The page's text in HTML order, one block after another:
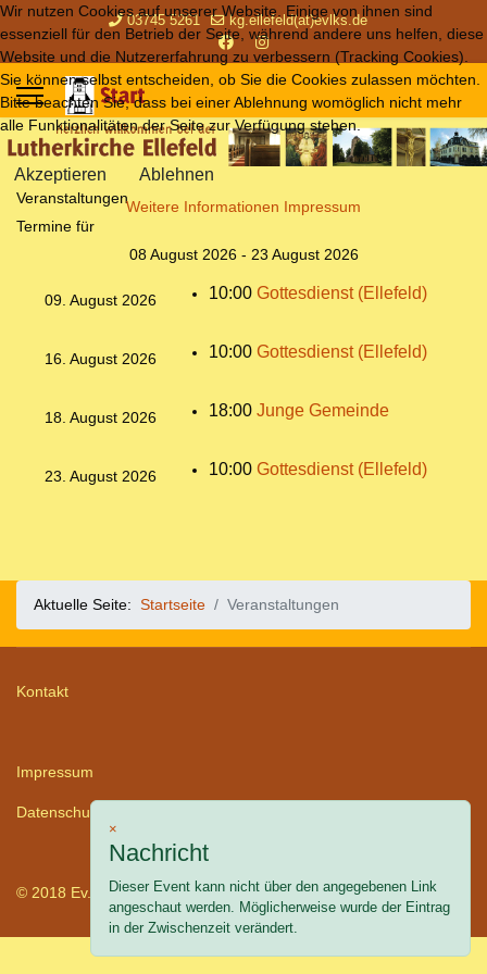
03745 5261 kg.ellefeld(at)evlks.de
×
Nachricht
Dieser Event kann nicht über den angegebenen Link
angeschaut werden. Möglicherweise wurde der Eintrag
in der Zwischenzeit verändert.
Veranstaltungen
Termine für
08 August 2026 - 23 August 2026
09. August 2026 10:00 Gottesdienst (Ellefeld)
16. August 2026 10:00 Gottesdienst (Ellefeld)
18. August 2026 18:00 Junge Gemeinde
23. August 2026 10:00 Gottesdienst (Ellefeld)
Aktuelle Seite: Startseite Veranstaltungen
Kontakt
Impressum
Datenschutz
© 2018 Ev.-Luth. Kirchgemeinde Ellefeld HMK.
Wir nutzen Cookies auf unserer Website. Einige von ihnen sind
essenziell für den Betrieb der Seite, während andere uns helfen, diese
Website und die Nutzererfahrung zu verbessern (Tracking Cookies).
Sie können selbst entscheiden, ob Sie die Cookies zulassen möchten.
Bitte beachten Sie, dass bei einer Ablehnung womöglich nicht mehr
alle Funktionalitäten der Seite zur Verfügung stehen.
Akzeptieren Ablehnen
Weitere Informationen Impressum